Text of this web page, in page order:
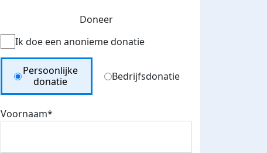
Doneer
Ik doe een anonieme donatie
Donation Type
Persoonlijke
donatie
Bedrijfsdonatie
Voornaam*